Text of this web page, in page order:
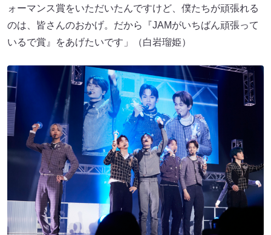
ォーマンス賞をいただいたんですけど、僕たちが頑張れる
のは、皆さんのおかげ。だから『JAMがいちばん頑張って
いるで賞』をあげたいです」（白岩瑠姫）